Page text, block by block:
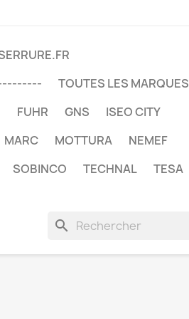
TOUTES LES MARQUES
FUHR GNS
ISEO CITY
MARC MOTTURA
NEMEF
SOBINCO TECHNAL
TESA
search